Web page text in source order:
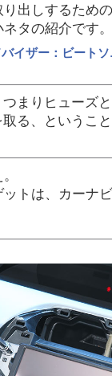
り出しするため
タの紹介です。
イザー：ビート
まりヒューズ
取る、というこ
ットは、カーナ